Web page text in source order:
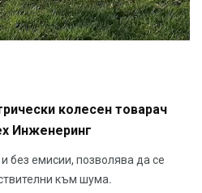
колесен товарач
Инженеринг
без емисии, позволява да се
към шума.